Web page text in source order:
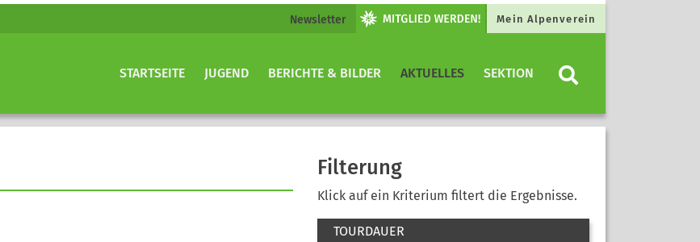
Newsletter Mein Alpenverein
STARTSEITE JUGEND BERICHTE & BILDER AKTUELLES SEKTION
Filterung
Klick auf ein Kriterium filtert die Ergebnisse.
TOURDAUER